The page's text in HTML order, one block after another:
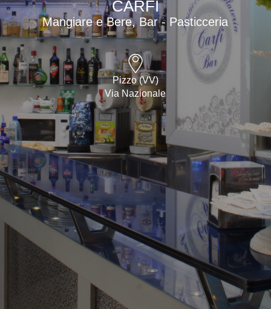
CARFI
Mangiare e Bere, Bar - Pasticceria
Pizzo (VV)
Via Nazionale